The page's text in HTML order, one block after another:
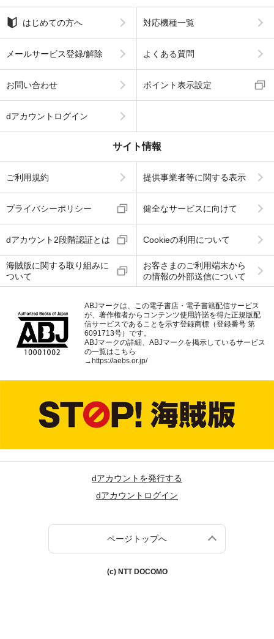
はじめての方へ 対応機種一覧
メールサービス登録/解除 よくある質問
お問い合わせ ポイント表示設定
dアカウントログイン
サイト情報
ご利用規約 提供事業者等に関する表示
プライバシーポリシー 健全なサービスに向けて
dアカウント2段階認証とは Cookieの利用について
海賊版に関する取り組みに
ついて
お客さまのご利用端末から
の情報の外部送信について
ABJマークは、この電子書店・電子書籍配信サービス
が、著作権者からコンテンツ使用許諾を得た正規版配
信サービスであることを示す登録商標（登録番号 第
6091713号）です。
ABJマークの詳細、ABJマークを掲示しているサービス
の一覧はこちら
→https://aebs.or.jp/
dアカウントを発行する
dアカウントログイン
ページトップへ
(c) NTT DOCOMO